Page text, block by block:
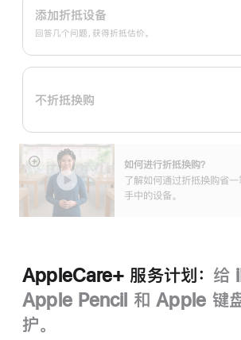
Trade
换
购
划：
添加折抵设备
回答几个问题，获得折抵估价。
不折抵换购
如何进行折抵换购？
了解如何通过折抵换购省一
手中的设备。
展
AppleCare+ 服务计划： 给
Apple Pencil 和 Apple 键
护。